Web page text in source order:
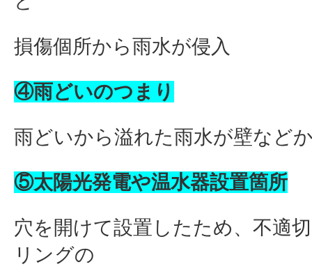
損傷個所から雨水が侵入
④雨どいのつまり
雨どいから溢れた雨水が壁など
⑤太陽光発電や温水器設置箇所
穴を開けて設置したため、不適
リングの